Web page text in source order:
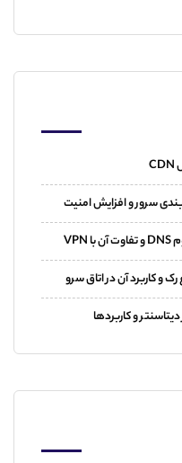
سرور و افزایش امنیت
و کاربرد آن در اتاق سرو